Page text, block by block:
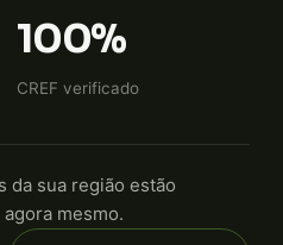
100%
CREF verificado
da sua região estão
mesmo.